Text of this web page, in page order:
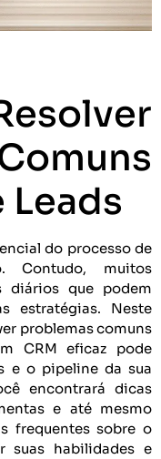
Leads
do processo de
Contudo, muitos
diários que podem
estratégias. Neste
problemas comuns
CRM eficaz pode
e o pipeline da sua
encontrará dicas
e até mesmo
frequentes sobre o
suas habilidades e